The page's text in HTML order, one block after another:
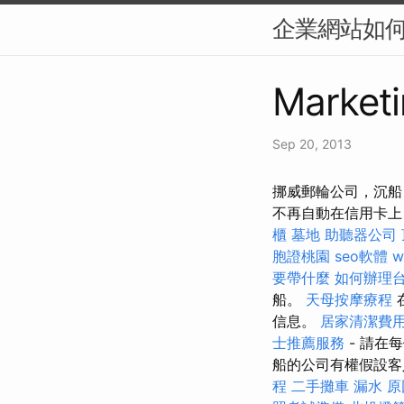
企業網站如
Sep 20, 2013
挪威郵輪公司，沉
不再自動在信用卡
櫃 墓地 助聽器公司
胞證桃園 seo軟體
要帶什麼 如何辦理
船。 天母按摩療程
信息。 居家清潔費
士推薦服務 - 請在
船的公司有權假設
程 二手攤車 漏水